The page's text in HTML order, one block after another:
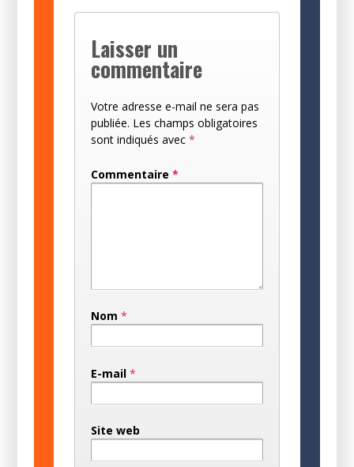
Laisser un
commentaire
Votre adresse e-mail ne sera pas
publiée. Les champs obligatoires
sont indiqués avec *
Commentaire *
Nom *
E-mail *
Site web